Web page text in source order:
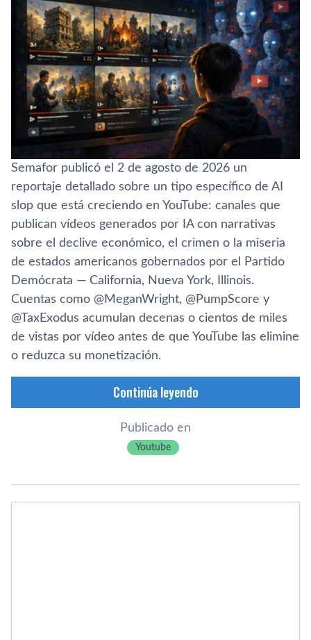
Semafor publicó el 2 de agosto de 2026 un
reportaje detallado sobre un tipo específico de AI
slop que está creciendo en YouTube: canales que
publican vídeos generados por IA con narrativas
sobre el declive económico, el crimen o la miseria
de estados americanos gobernados por el Partido
Demócrata — California, Nueva York, Illinois.
Cuentas como @MeganWright, @PumpScore y
@TaxExodus acumulan decenas o cientos de miles
de vistas por vídeo antes de que YouTube las elimine
o reduzca su monetización.
Continúa leyendo
Publicado en
Youtube